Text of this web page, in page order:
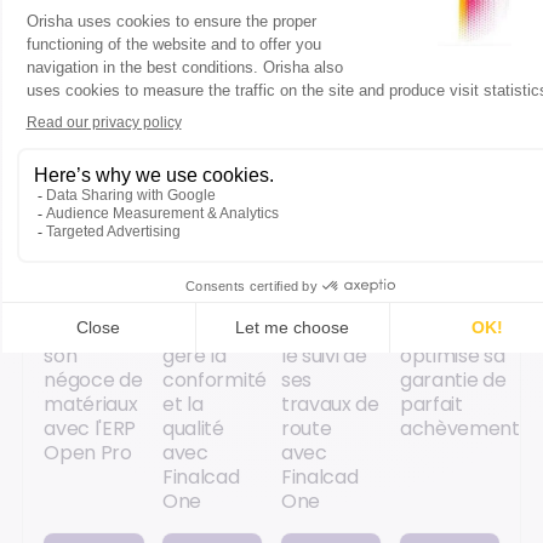
Accéder
contenu
Accéder Accéder Accéder
CAS
modernise
son
négoce de
matériaux
avec l'ERP
Open Pro
CAS
gère la
conformité
et la
qualité
avec
Finalcad
One
optimise
le suivi de
ses
travaux de
route
avec
Finalcad
One
optimise sa
garantie de
parfait
achèvement